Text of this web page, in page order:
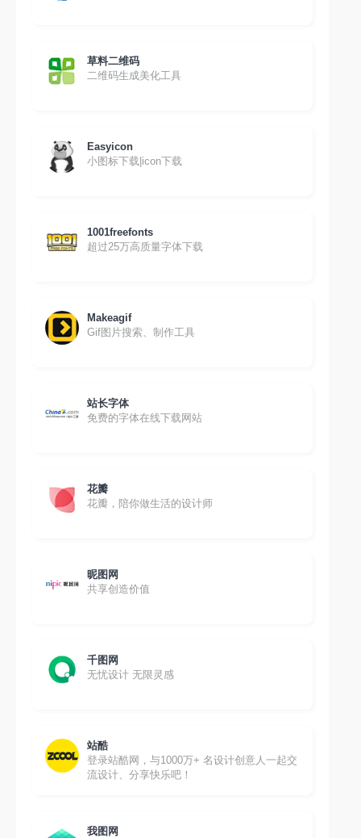
草料二维码
二维码生成美化工具
Easyicon
小图标下载|icon下载
1001freefonts
超过25万高质量字体下载
Makeagif
Gif图片搜索、制作工具
站长字体
免费的字体在线下载网站
花瓣
花瓣，陪你做生活的设计师
昵图网
共享创造价值
千图网
无忧设计 无限灵感
站酷
登录站酷网，与1000万+ 名设计创意人一起交
流设计、分享快乐吧！
我图网